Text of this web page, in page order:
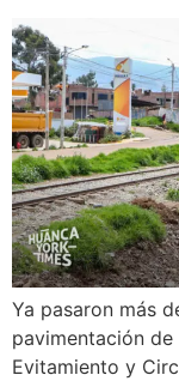
Ya pasaron más
pavimentación
Evitamiento y